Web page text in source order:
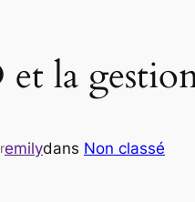
la
emilydans Non classé